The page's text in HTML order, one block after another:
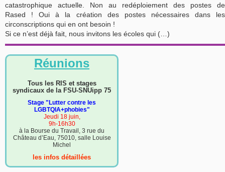
catastrophique actuelle. Non au redéploiement des postes de
Rased ! Oui à la création des postes nécessaires dans les
circonscriptions qui en ont besoin !
Si ce n’est déjà fait, nous invitons les écoles qui (…)
Réunions
Tous les RIS et stages
syndicaux de la FSU-SNUipp 75
Stage "Lutter contre les
LGBTQIA+phobies"
Jeudi 18 juin,
9h-16h30
à la Bourse du Travail, 3 rue du
Château d’Eau, 75010, salle Louise
Michel
les infos détaillées